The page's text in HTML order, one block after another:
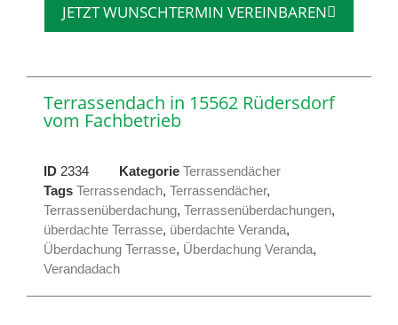
JETZT WUNSCHTERMIN VEREINBAREN
Terrassendach in 15562 Rüdersdorf
vom Fachbetrieb
ID 2334 Kategorie Terrassendächer
Tags Terrassendach, Terrassendächer,
Terrassenüberdachung, Terrassenüberdachungen,
überdachte Terrasse, überdachte Veranda,
Überdachung Terrasse, Überdachung Veranda,
Verandadach